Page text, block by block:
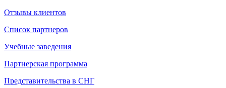
Отзывы клиентов
Список партнеров
Учебные заведения
Партнерская программа
Представительства в СНГ